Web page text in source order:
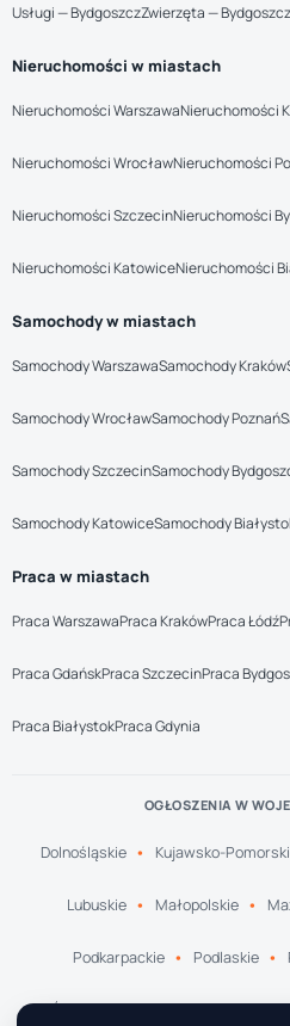
Usługi — BydgoszczZwierzęta — Bydgoszcz
Nieruchomości w miastach
Nieruchomości WarszawaNieruchomości
Nieruchomości WrocławNieruchomości
Nieruchomości SzczecinNieruchomości
Nieruchomości KatowiceNieruchomości
Samochody w miastach
Samochody WarszawaSamochody Kraków
Samochody WrocławSamochody Poznań
Samochody SzczecinSamochody
Samochody KatowiceSamochody
Praca w miastach
Praca WarszawaPraca KrakówPraca Łódź
Praca GdańskPraca SzczecinPraca
Praca BiałystokPraca Gdynia
OGŁOSZENIA W
Dolnośląskie Kujawsko-
Lubuskie Małopolskie
Podkarpackie Podlaskie
Świętokrzyskie Warmińsko-